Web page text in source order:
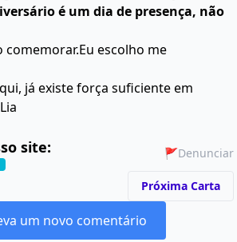
é um dia de presença, não
comemorar.Eu escolho me
já existe força suficiente em
site: 🚩Denunciar
Próxima Carta
um novo comentário